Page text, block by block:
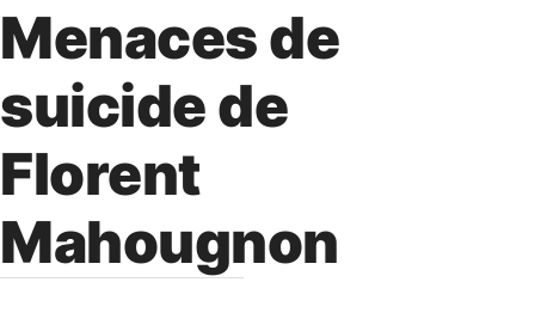
Menaces de
suicide de
Florent
Mahougnon